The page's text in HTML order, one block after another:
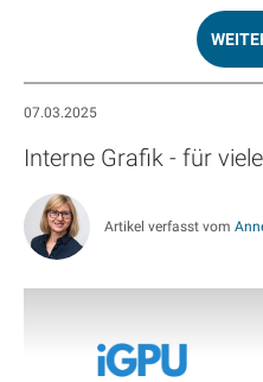
07.03.2025
Interne Grafik - für
Artikel verfasst vom